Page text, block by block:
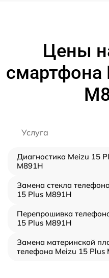
Цены
смартфона
Услуга
Диагностика Meizu 15
M891H
Замена стекла
15 Plus M891H
Перепрошивка
15 Plus M891H
Замена материнской
телефона Meizu 15 Plus